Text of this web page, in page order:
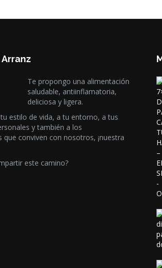
Te propongo una alimentación
saludable, antiinflamatoria,
deliciosa y ligera.
estilo de vida, a tu entorno, a tus
y también a los
conviven con nosotros, ¡nuestra
este camino?